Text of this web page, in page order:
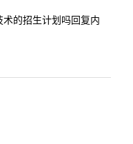
的招生计划吗回复内